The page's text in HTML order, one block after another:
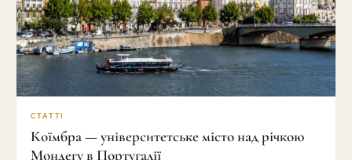
СТАТТІ
Коїмбра — університетське місто над річкою
Мондегу в Португалії